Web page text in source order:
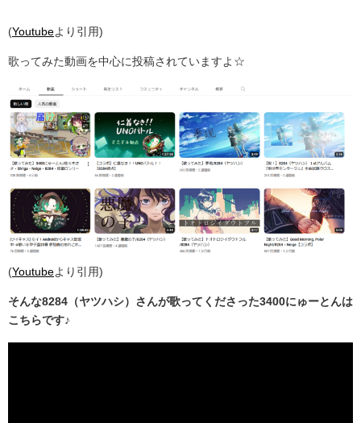
(Youtubeより引用)
歌ってみた動画を中心に投稿されていますよ☆
(Youtubeより引用)
そんな8284（ヤツハシ）さんが歌ってくださった3400にゅーとんは
こちらです♪